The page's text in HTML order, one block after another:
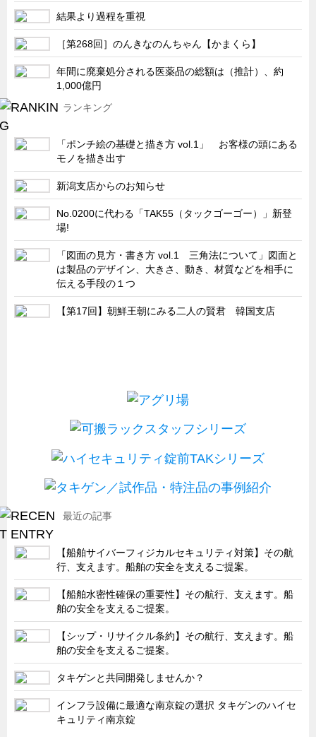
結果より過程を重視
［第268回］のんきなのんちゃん【かまくら】
年間に廃棄処分される医薬品の総額は（推計）、約
1,000億円
ランキング
「ポンチ絵の基礎と描き方 vol.1」 お客様の頭にある
モノを描き出す
新潟支店からのお知らせ
No.0200に代わる「TAK55（タックゴーゴー）」新登
場!
「図面の見方・書き方 vol.1 三角法について」図面と
は製品のデザイン、大きさ、動き、材質などを相手に
伝える手段の１つ
【第17回】朝鮮王朝にみる二人の賢君 韓国支店
最近の記事
【船舶サイバーフィジカルセキュリティ対策】その航
行、支えます。船舶の安全を支えるご提案。
【船舶水密性確保の重要性】その航行、支えます。船
舶の安全を支えるご提案。
【シップ・リサイクル条約】その航行、支えます。船
舶の安全を支えるご提案。
タキゲンと共同開発しませんか？
インフラ設備に最適な南京錠の選択 タキゲンのハイセ
キュリティ南京錠